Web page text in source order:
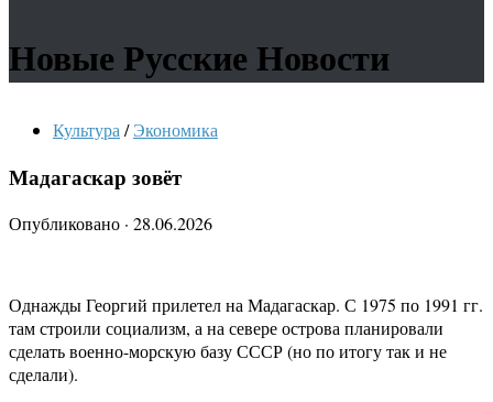
Новые Русские Новости
Культура / Экономика
Мадагаскар зовёт
Опубликовано · 28.06.2026
Однажды Георгий прилетел на Мадагаскар. С 1975 по 1991 гг.
там строили социализм, а на севере острова планировали
сделать военно-морскую базу СССР (но по итогу так и не
сделали).